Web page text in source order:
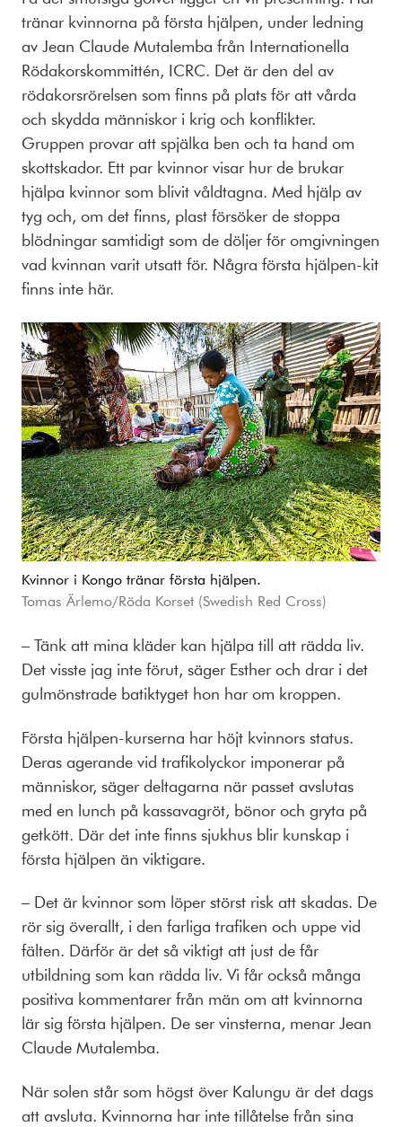
tränar kvinnorna på första hjälpen, under ledning
av Jean Claude Mutalemba från Internationella
Rödakorskommittén, ICRC. Det är den del av
rödakorsrörelsen som finns på plats för att vårda
och skydda människor i krig och konflikter.
Gruppen provar att spjälka ben och ta hand om
skottskador. Ett par kvinnor visar hur de brukar
hjälpa kvinnor som blivit våldtagna. Med hjälp av
tyg och, om det finns, plast försöker de stoppa
blödningar samtidigt som de döljer för omgivningen
vad kvinnan varit utsatt för. Några första hjälpen-kit
finns inte här.
Kvinnor i Kongo tränar första hjälpen.
Tomas Ärlemo/Röda Korset (Swedish Red Cross)
– Tänk att mina kläder kan hjälpa till att rädda liv.
Det visste jag inte förut, säger Esther och drar i det
gulmönstrade batiktyget hon har om kroppen.
Första hjälpen-kurserna har höjt kvinnors status.
Deras agerande vid trafikolyckor imponerar på
människor, säger deltagarna när passet avslutas
med en lunch på kassavagröt, bönor och gryta på
getkött. Där det inte finns sjukhus blir kunskap i
första hjälpen än viktigare.
– Det är kvinnor som löper störst risk att skadas. De
rör sig överallt, i den farliga trafiken och uppe vid
fälten. Därför är det så viktigt att just de får
utbildning som kan rädda liv. Vi får också många
positiva kommentarer från män om att kvinnorna
lär sig första hjälpen. De ser vinsterna, menar Jean
Claude Mutalemba.
När solen står som högst över Kalungu är det dags
att avsluta. Kvinnorna har inte tillåtelse från sina